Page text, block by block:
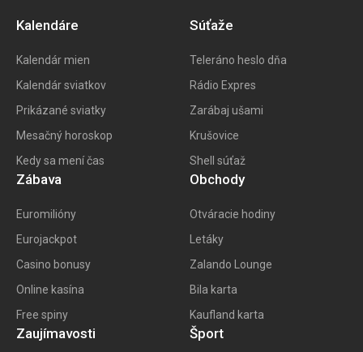
Kalendáre
Kalendár mien
Kalendár sviatkov
Prikázané sviatky
Mesačný horoskop
Kedy sa mení čas
Súťaže
Teleráno heslo dňa
Rádio Expres
Zarábaj ušami
Krušovice
Shell súťaž
Zábava
Euromilióny
Eurojackpot
Casino bonusy
Online kasína
Free spiny
Obchody
Otváracie hodiny
Letáky
Zalando Lounge
Bila karta
Kaufland karta
Zaujímavosti Šport